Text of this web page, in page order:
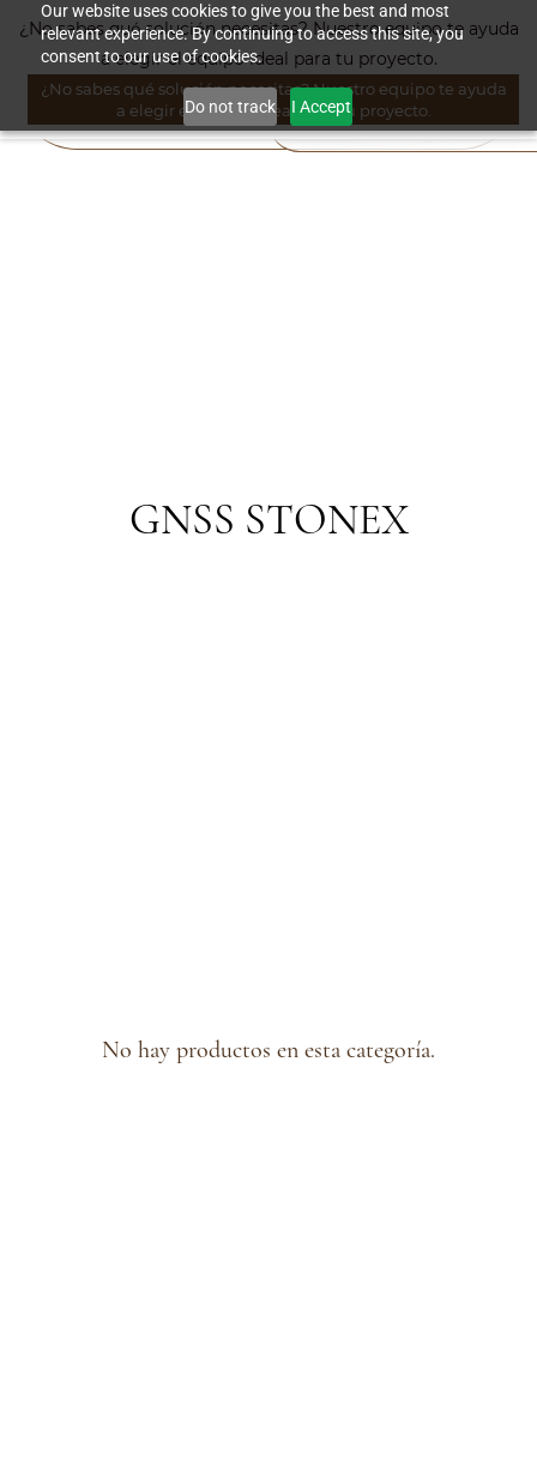
Our website uses cookies to give you the best and most
relevant experience. By continuing to access this site, you
consent to our use of cookies.
Do not track I Accept
Skip to
main
content
GNSS STONEX
No hay productos en esta categoría.
¿No sabes qué solución necesitas? Nuestro equipo te ayuda
a elegir el equipo ideal para tu proyecto.
¿No sabes qué solución necesitas? Nuestro equipo te ayuda
a elegir el equipo ideal para tu proyecto.